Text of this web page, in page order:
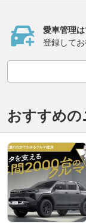
愛車管理
登録して
おすすめの